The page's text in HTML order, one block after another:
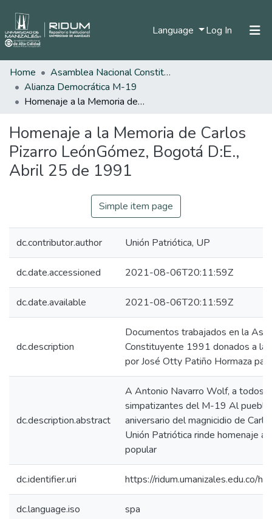
Language Log In (current)
Statistics
Home
Asamblea Nacional Constituyente
Alianza Democrática M-19
Homenaje a la Memoria de Carlos Pizarro LeónGómez, Bogotá D:E., Abril 25 de 1991
Homenaje a la Memoria de Carlos
Pizarro LeónGómez, Bogotá D:E.,
Abril 25 de 1991
Simple item page
dc.contributor.author Unión Patriótica, UP
dc.date.accessioned 2021-08-06T20:11:59Z
dc.date.available 2021-08-06T20:11:59Z
dc.description
Documentos trabajados en la
Constituyente 1991 donados a la
por José Otty Patiño Hormaza
dc.description.abstract
A Antonio Navarro Wolf, a todos
simpatizantes del M-19 Al pueblo
aniversario del magnicidio de
Unión Patriótica rinde homenaje a
popular
dc.identifier.uri https://ridum.umanizales.edu.co/
dc.language.iso spa